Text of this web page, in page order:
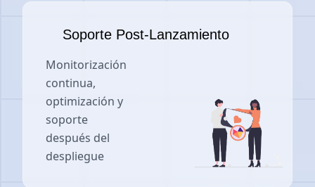
Soporte Post-Lanzamiento
Monitorización
continua,
optimización y
soporte
después del
despliegue